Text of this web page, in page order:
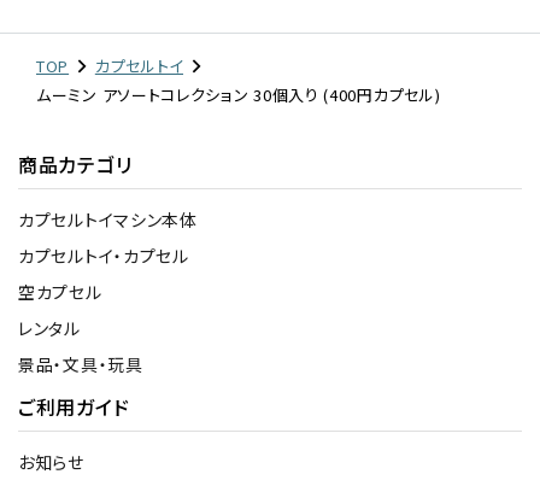
TOP
カプセルトイ
ムーミン アソートコレクション 30個入り (400円カプセル)
商品カテゴリ
カプセルトイマシン本体
カプセルトイ・カプセル
空カプセル
レンタル
景品・文具・玩具
ご利用ガイド
お知らせ